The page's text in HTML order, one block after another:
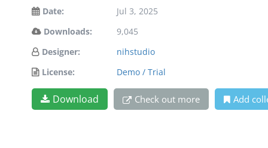
Date:
Jul 3, 2025
Downloads:
9,045
Designer:
nihstudio
License:
Demo / Trial
Download Check out more Add